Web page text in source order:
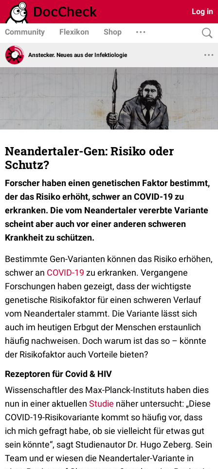
Log in
Community Flexikon Shop
Anstecker. Neues aus der Infektiologie
Neandertaler-Gen: Risiko oder
Schutz?
Forscher haben einen genetischen Faktor bestimmt,
der das Risiko erhöht, schwer an COVID-19 zu
erkranken. Die vom Neandertaler vererbte Variante
scheint aber auch vor einer anderen schweren
Krankheit zu schützen.
Bestimmte Gen-Varianten können das Risiko erhöhen,
schwer an COVID-19 zu erkranken. Vergangene
Forschungen haben gezeigt, dass der wichtigste
genetische Risikofaktor für einen schweren Verlauf
vom Neandertaler stammt. Die Variante lässt sich
auch im heutigen Erbgut der Menschen erstaunlich
häufig nachweisen. Doch warum ist das so – könnte
der Risikofaktor auch Vorteile bieten?
Rezeptoren für Covid & HIV
Wissenschaftler des Max-Planck-Instituts haben dies
nun in einer aktuellen Studie näher untersucht: „Diese
COVID-19-Risikovariante kommt so häufig vor, dass
ich mich gefragt habe, ob sie vielleicht für etwas gut
sein könnte“, sagt Studienautor Dr. Hugo Zeberg. Sein
Team und er wiesen die Neandertaler-Variante in